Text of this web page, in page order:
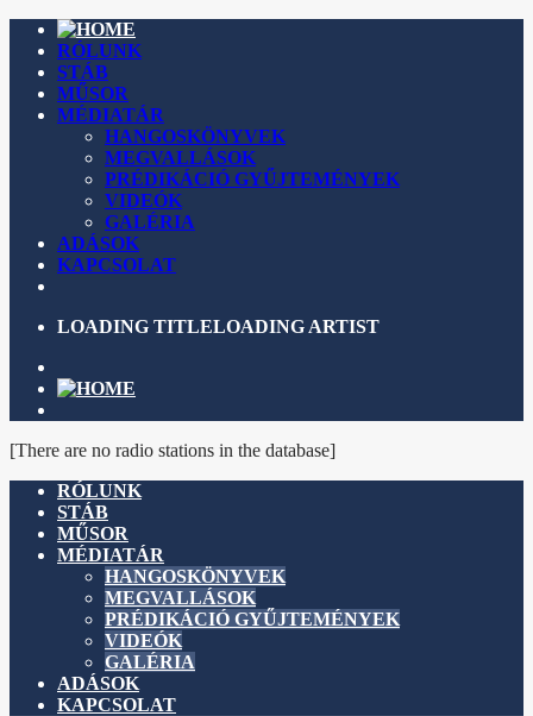
RÓLUNK
STÁB
MŰSOR
MÉDIATÁR
HANGOSKÖNYVEK
MEGVALLÁSOK
PRÉDIKÁCIÓ GYŰJTEMÉNYEK
VIDEÓK
GALÉRIA
ADÁSOK
KAPCSOLAT
LOADING TITLELOADING ARTIST
[There are no radio stations in the database]
RÓLUNK
STÁB
MŰSOR
MÉDIATÁR
HANGOSKÖNYVEK
MEGVALLÁSOK
PRÉDIKÁCIÓ GYŰJTEMÉNYEK
VIDEÓK
GALÉRIA
ADÁSOK
KAPCSOLAT